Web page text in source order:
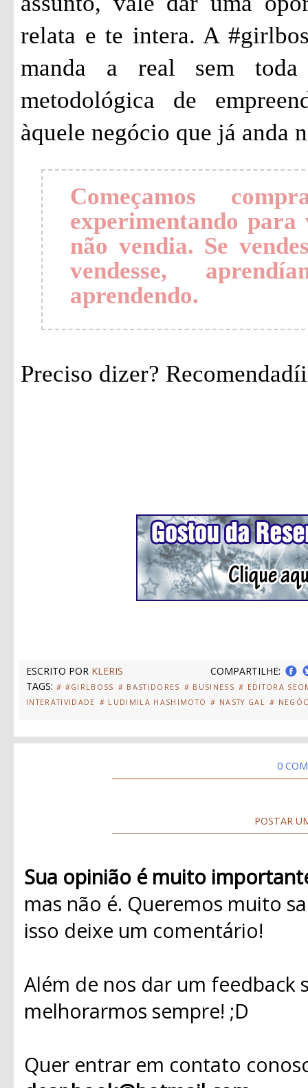
relata e te intera. A
manda a real sem
metodológica de
àquele negócio que já anda
Começamos
experimentando
não vendia. Se
vendesse,
aprendendo.
Preciso dizer?
ESCRITO POR KLERIS
COMPARTILHE:
TAGS: # #GIRLBOSS # BASTIDORES # BUSINESS # EDITORA
INTERATIVIDADE # LUDIMILA HASHIMOTO # NASTY GAL #
0
POSTAR
Sua opinião é muito
mas não é. Queremos muito
isso deixe um comentário!
Além de nos dar um
melhorarmos sempre! ;D
Quer entrar em contato